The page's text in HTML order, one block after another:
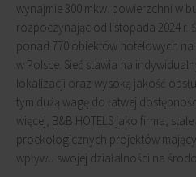
wynajmie 300 mkw. powierzchni w
rozpoczynając od listopada 2024 r.
ponad 770 obiektów hotelowych na
w Polsce. Sieć stawia na
lokalizacji oraz wysoką jakość
tym dużą wagę do łatwej
więcej, B&B HOTELS jako firma,
proekologicznych projektów
wpływu swojej działalności na